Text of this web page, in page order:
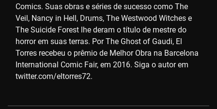
Comics. Suas obras e séries de sucesso como The
Veil, Nancy in Hell, Drums, The Westwood Witches e
The Suicide Forest lhe deram o título de mestre do
horror em suas terras. Por The Ghost of Gaudi, El
Torres recebeu o prêmio de Melhor Obra na Barcelona
International Comic Fair, em 2016. Siga o autor em
twitter.com/eltorres72.